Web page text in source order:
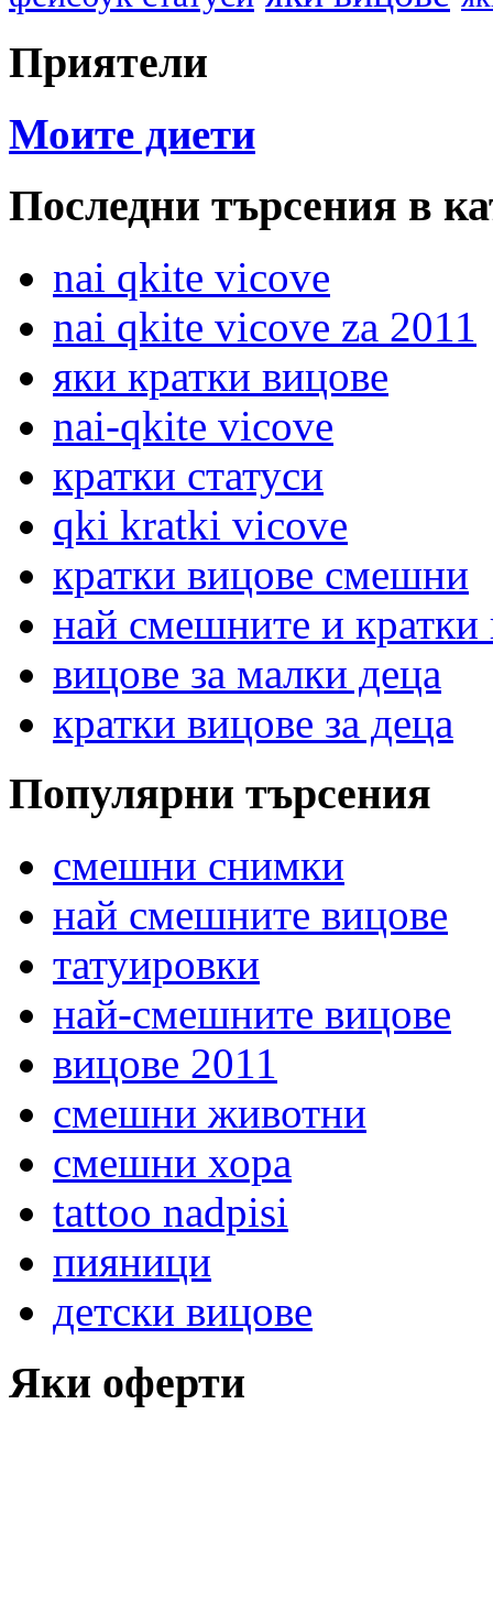
Приятели
Моите диети
Последни търсения в
nai qkite vicove
nai qkite vicove za 2011
яки кратки вицове
nai-qkite vicove
кратки статуси
qki kratki vicove
кратки вицове смешни
най смешните и кратки
вицове за малки деца
кратки вицове за деца
Популярни търсения
смешни снимки
най смешните вицове
татуировки
най-смешните вицове
вицове 2011
смешни животни
смешни хора
tattoo nadpisi
пияници
детски вицове
Яки оферти